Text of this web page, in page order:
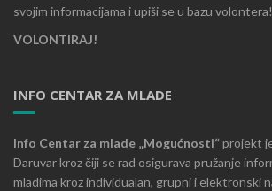
svojim informacijama i upiši se u bazu volontera!
VOLONTIRAJ!
INFO CENTAR ZA MLADE
Info Centar za mlade „Mogućnosti“projekt
Daruvar kroz čiji se rad osigurava pružanje
mladima kroz individualan, grupni i elektronski